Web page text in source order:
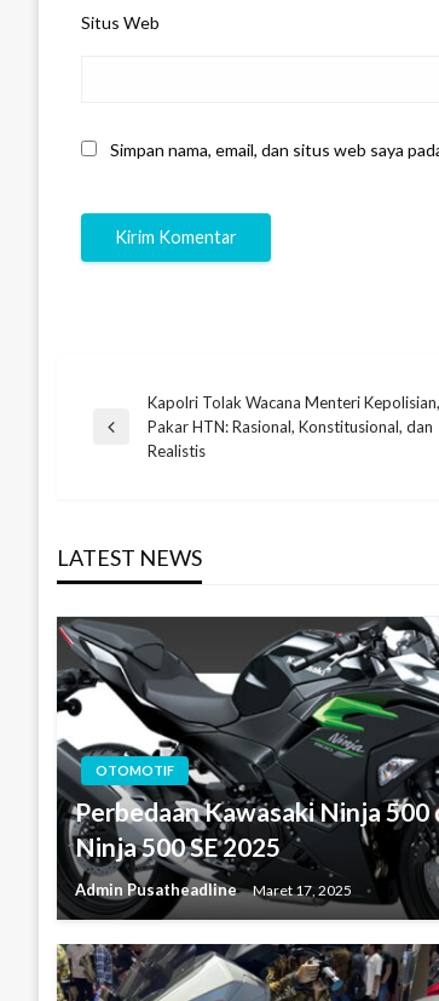
Situs Web
Simpan nama, email, dan situs web saya
Navigasi
Previous
Kapolri Tolak Wacana Menteri Kepolisian,
Pakar HTN: Rasional, Konstitusional, dan
Realistis
LATEST NEWS
OTOMOTIF
Perbedaan Kawasaki Ninja 500
Ninja 500 SE 2025
Admin Pusatheadline Maret 17, 2025